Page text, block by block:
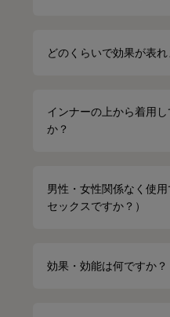
どのくらいで効果が表れ
インナーの上から着用
か？
男性・女性関係なく使
セックスですか？）
効果・効能は何ですか？